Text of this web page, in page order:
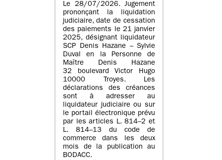
Le 28/07/2026. Jugement
prononçant la liquidation
judiciaire, date de cessation
des paiements le 21 janvier
2025, désignant liquidateur
SCP Denis Hazane – Sylvie
Duval en la Personne de
Maître Denis Hazane
32 boulevard Victor Hugo
10000 Troyes. Les
déclarations des créances
sont à adresser au
liquidateur judiciaire ou sur
le portail électronique prévu
par les articles L. 814–2 et
L. 814–13 du code de
commerce dans les deux
mois de la publication au
BODACC.